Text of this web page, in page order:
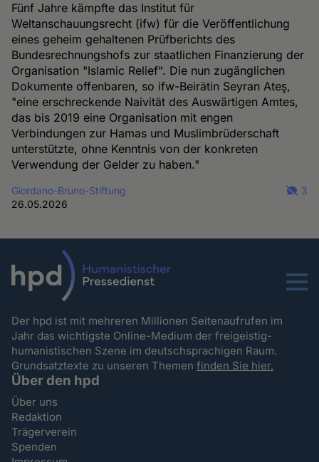
Fünf Jahre kämpfte das Institut für
Weltanschauungsrecht (ifw) für die Veröffentlichung
eines geheim gehaltenen Prüfberichts des
Bundesrechnungshofs zur staatlichen Finanzierung der
Organisation "Islamic Relief". Die nun zugänglichen
Dokumente offenbaren, so ifw-Beirätin Seyran Ateş,
"eine erschreckende Naivität des Auswärtigen Amtes,
das bis 2019 eine Organisation mit engen
Verbindungen zur Hamas und Muslimbrüderschaft
unterstützte, ohne Kenntnis von der konkreten
Verwendung der Gelder zu haben."
Giordano-Bruno-Stiftung
26.05.2026
3
Menu
Der hpd ist mit mehreren Millionen Seitenaufrufen im
Jahr das wichtigste Online-Medium der freigeistig-
humanistischen Szene im deutschsprachigen Raum.
Grundsatztexte zu unseren Themenfinden Sie hier.
Über den hpd
Über uns
Redaktion
Trägerverein
Spenden